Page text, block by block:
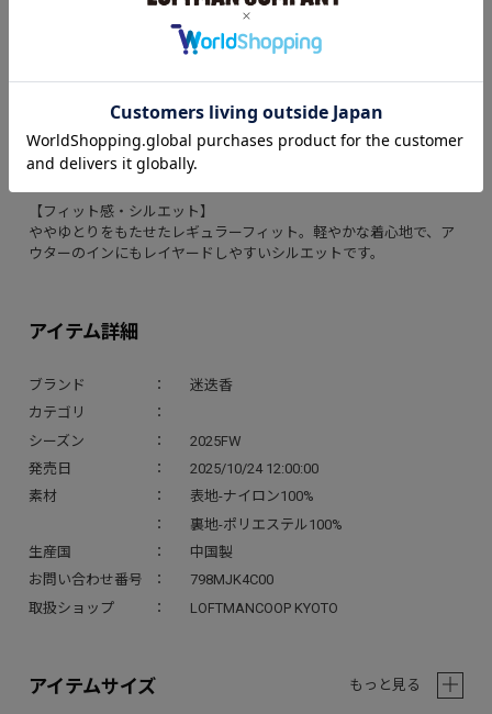
アイテム詳細
ブランド
迷迭香
カテゴリ
シーズン
2025FW
発売日
2025/10/24 12:00:00
素材
表地-ナイロン100%
裏地-ポリエステル100%
生産国
中国製
お問い合わせ番号
798MJK4C00
取扱ショップ
LOFTMANCOOP KYOTO
表面には防風撥水加工を施した極薄ワッシャーナイロン、裏面には
全面にTEIJIN Octa®を使用。軽量でありながら高い保温性と通気性
【デザイン説明】
背面にはブランド定番モデル〈NYLON HARVEST TRAINER〉と同仕
様のWポケットを配置。シンプルなルックスに機能性を備えたデザ
インです。
【フィット感・シルエット】
ややゆとりをもたせたレギュラーフィット。軽やかな着心地で、ア
ウターのインにもレイヤードしやすいシルエットです。
アイテムサイズ もっと見る